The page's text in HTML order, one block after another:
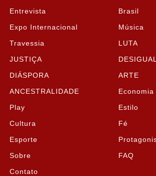
Entrevista Brasil
Expo Internacional Música
Travessia LUTA
JUSTIÇA
DIÁSPORA ARTE
ANCESTRALIDADE Economia
Play Estilo
Cultura Fé
Esporte
Sobre FAQ
Contato